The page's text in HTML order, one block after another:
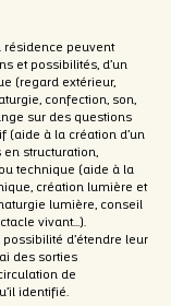
résidence peuvent
et possibilités, d’un
(regard extérieur,
confection, son,
sur des questions
(aide à la création d’un
en structuration,
technique (aide à la
création lumière et
lumière, conseil
vivant…).
d’étendre leur
des sorties
de
identifié.